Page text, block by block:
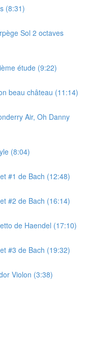
(8:31)
Sol 2 octaves
étude (9:22)
beau château (11:14)
Air, Oh Danny
(8:04)
#1 de Bach (12:48)
#2 de Bach (16:14)
de Haendel (17:10)
#3 de Bach (19:32)
Violon (3:38)